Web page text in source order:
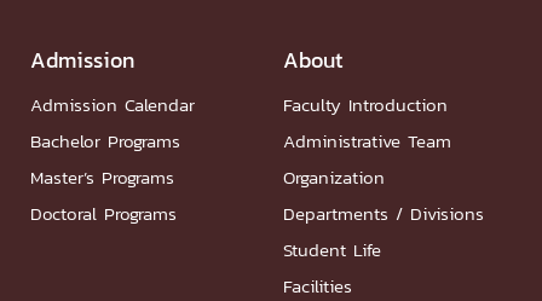
Admission
Admission Calendar
Bachelor Programs
Master’s Programs
Doctoral Programs
About
Faculty Introduction
Administrative Team
Organization
Departments / Divisions
Student Life
Facilities